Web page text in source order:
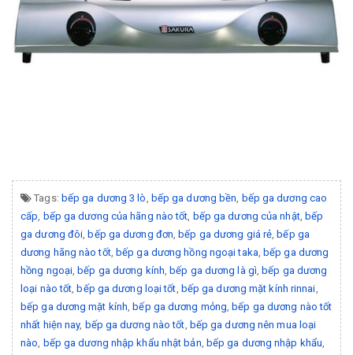
Tags: bếp ga dương 3 lò bếp ga dương bền
bếp ga dương cao
cấp
bếp ga dương của hãng nào tốt bếp ga dương của nhật, bếp
ga dương đôi bếp ga dương đơn bếp ga dương giá rẻ bếp ga
dương hãng nào tốt, bếp ga dương hồng ngoại taka bếp ga dương
hồng ngoại bếp ga dương kính bếp ga dương là gì bếp ga dương
loại nào tốt bếp ga dương loại tốt bếp ga dương mặt kính rinnai
bếp ga dương mặt kính bếp ga dương mỏng bếp ga dương nào tốt
nhất hiện nay, bếp ga dương nào tốt bếp ga dương nên mua loại
nào
bếp ga dương nhập khẩu nhật bản bếp ga dương nhập khẩu